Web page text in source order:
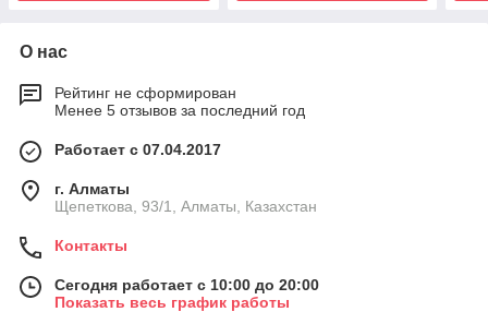
О нас
Рейтинг не сформирован
Менее 5 отзывов за последний год
Работает с 07.04.2017
г. Алматы
Щепеткова, 93/1, Алматы, Казахстан
Контакты
Сегодня работает с 10:00 до 20:00
Показать весь график работы